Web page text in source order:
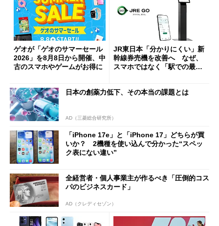
ゲオが「ゲオのサマーセール
2026」を8月8日から開催、中
古のスマホやゲームがお得に
JR東日本「分かりにくい」新
幹線券売機を改善へ なぜ、
スマホではなく「駅での最短
日本の創薬力低下、その本当の課題とは
AD（三菱総合研究所）
「iPhone 17e」と「iPhone 17」どちらが買
いか？ 2機種を使い込んで分かった“スペッ
ク表にない違い”
全経営者・個人事業主が作るべき「圧倒的コス
パのビジネスカード」
AD（クレディセゾン）